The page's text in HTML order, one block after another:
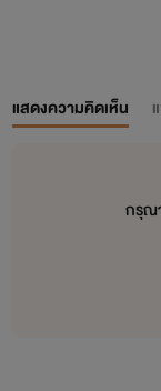
แสดงความคิดเห็น
กรุณ